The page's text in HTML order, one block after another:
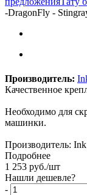
-DragonFly -
Производитель:
Качественное
Необходимо для
машинки.
Производитель:
Подробнее
1 253 руб./шт
Нашли дешевле?
-